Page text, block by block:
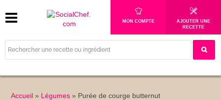
MON COMPTE
AJOUTER UNE
RECETTE
Accueil » Légumes » Purée de courge butternut